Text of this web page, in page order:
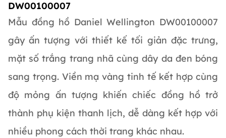
DW00100007
Mẫu đồng hồ Daniel Wellington DW00100007
gây ấn tượng với thiết kế tối giản đặc trưng,
mặt số trắng trang nhã cùng dây da đen bóng
sang trọng. Viền mạ vàng tinh tế kết hợp cùng
độ mỏng ấn tượng khiến chiếc đồng hồ trở
thành phụ kiện thanh lịch, dễ dàng kết hợp với
nhiều phong cách thời trang khác nhau.